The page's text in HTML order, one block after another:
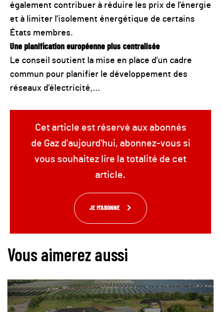
également contribuer à réduire les prix de l’énergie
et à limiter l’isolement énergétique de certains
États membres.
Une planification européenne plus centralisée
Le conseil soutient la mise en place d’un cadre
commun pour planifier le développement des
réseaux d’électricité,...
Cet article est réservé aux abonnés
de Gaz d'aujourd'hui, abonnez-vous si
vous souhaitez lire la totalité de cet
article.
JE M'ABONNE
Vous aimerez aussi